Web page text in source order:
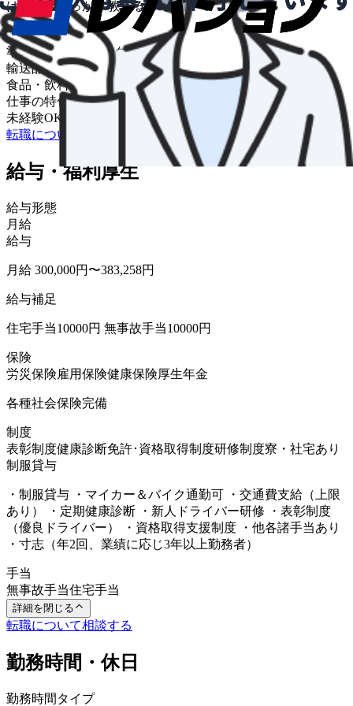
は先輩がしっかり教えるので安心ですよ！
車種
準中型･中型トラック
輸送品目
食品・飲料・菓子
仕事の特色
未経験OK
バイク通勤OK
転職について相談する
給与・福利厚生
給与形態
月給
給与
月給 300,000円〜383,258円
給与補足
住宅手当10000円 無事故手当10000円
保険
労災保険雇用保険健康保険厚生年金
各種社会保険完備
制度
表彰制度健康診断免許･資格取得制度研修制度寮・社宅あり
制服貸与
・制服貸与 ・マイカー＆バイク通勤可 ・交通費支給（上限
あり） ・定期健康診断 ・新人ドライバー研修 ・表彰制度
（優良ドライバー） ・資格取得支援制度 ・他各諸手当あり
・寸志（年2回、業績に応じ3年以上勤務者）
手当
無事故手当住宅手当
詳細を閉じる
転職について相談する
勤務時間・休日
勤務時間タイプ